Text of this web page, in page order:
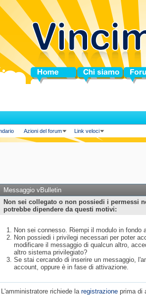
Home Chi siamo Forum
Azioni del forum Link veloci
Messaggio vBulletin
Non sei collegato o non possiedi i permessi
potrebbe dipendere da questi motivi:
Non sei connesso. Riempi il modulo in fondo
Non possiedi i privilegi necessari per poter
modificare il messaggio di qualcun altro,
altro sistema privilegiato?
Se stai cercando di inserire un messaggio,
account, oppure è in fase di attivazione.
L'amministratore richiede la registrazione prima di